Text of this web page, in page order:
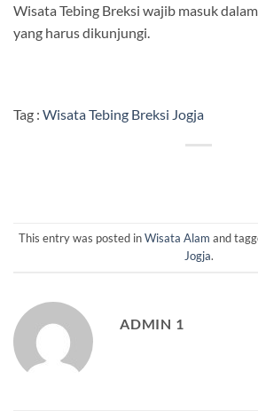
Wisata Tebing Breksi wajib masuk
yang harus dikunjungi.
Tag : Wisata Tebing Breksi Jogja
This entry was posted inWisata Alam and
Jogja.
ADMIN 1